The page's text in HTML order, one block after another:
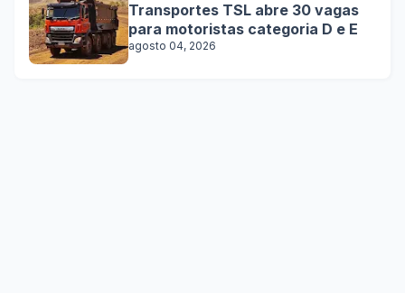
Transportes TSL abre 30 vagas
para motoristas categoria D e E
agosto 04, 2026